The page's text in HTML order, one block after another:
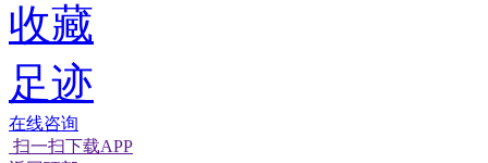
收藏
足迹
在线咨询
扫一扫下载APP